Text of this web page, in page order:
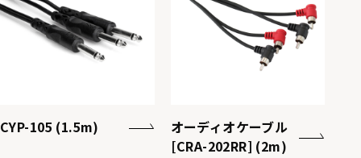
CYP-105 (1.5m)
オーディオケーブル
[CRA-202RR] (2m)